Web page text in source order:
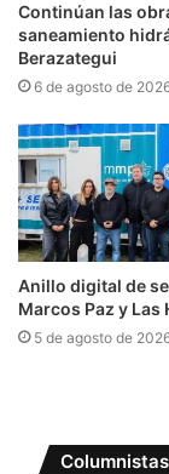
Continúan las
saneamiento
Berazategui
6 de agosto de
Anillo digital de
Marcos Paz y Las
5 de agosto de
Columnistas